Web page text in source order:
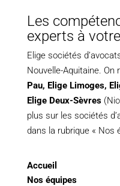
Les
experts à
Elige sociétés
Nouvelle-Aquitaine. On
Pau, Elige Limoges,
Elige Deux-Sèvres
plus sur les sociétés
dans la rubrique « Nos
Accueil
Nos équipes